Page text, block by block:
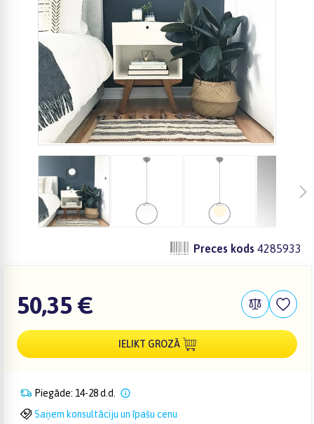
Preces kods 4285933
50,35 €
IELIKT GROZĀ
Piegāde: 14-28 d.d.
Saņem konsultāciju un īpašu cenu